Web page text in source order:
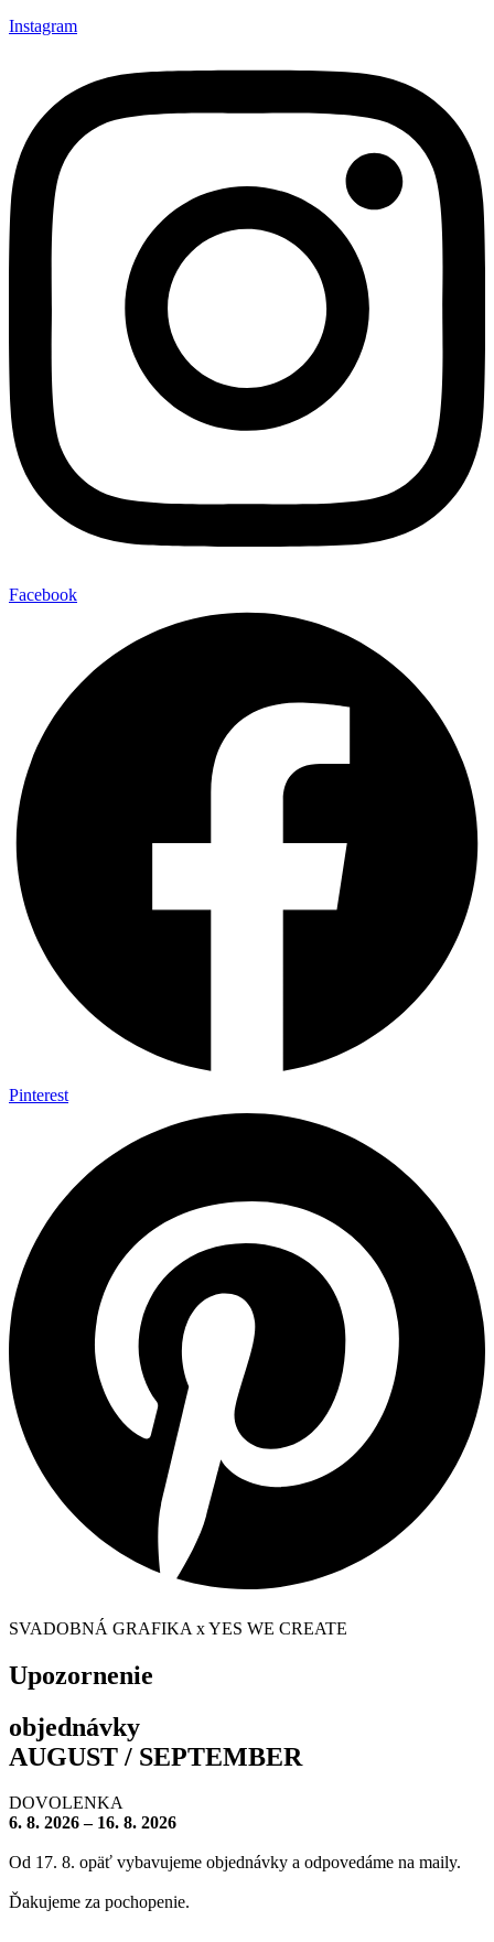
Instagram
Facebook
Pinterest
SVADOBNÁ GRAFIKA x YES WE CREATE
Upozornenie
objednávky
AUGUST / SEPTEMBER
DOVOLENKA
6. 8. 2026 – 16. 8. 2026
Od 17. 8. opäť vybavujeme objednávky a odpovedáme na maily.
Ďakujeme za pochopenie.